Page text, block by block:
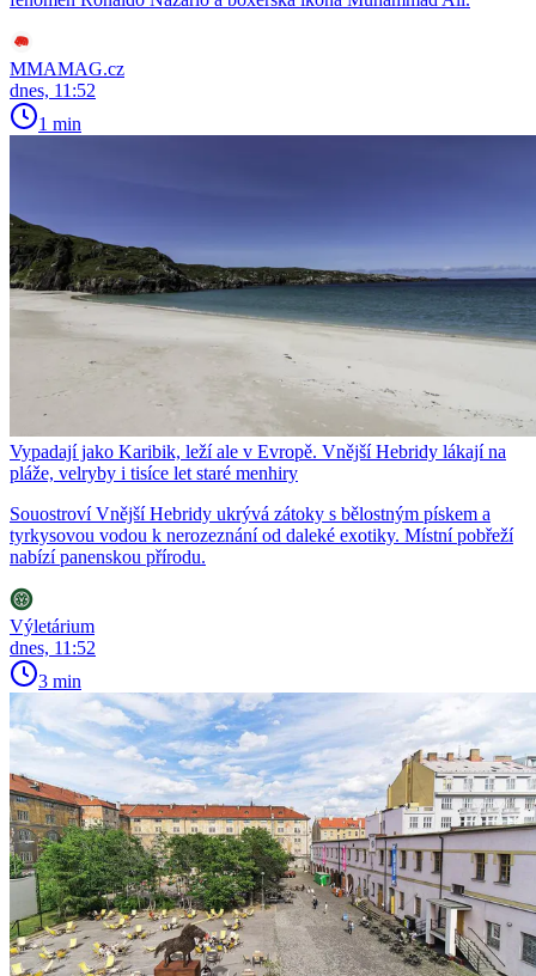
MMAMAG.cz
dnes, 11:52
1 min
Vypadají jako Karibik, leží ale v Evropě. Vnější Hebridy lákají na
pláže, velryby i tisíce let staré menhiry
Souostroví Vnější Hebridy ukrývá zátoky s bělostným pískem a
tyrkysovou vodou k nerozeznání od daleké exotiky. Místní pobřeží
nabízí panenskou přírodu.
Výletárium
dnes, 11:52
3 min